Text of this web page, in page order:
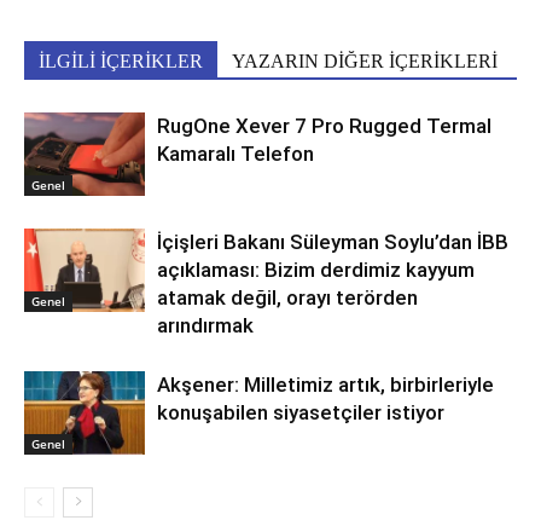
İLGİLİ İÇERİKLER YAZARIN DİĞER İÇERİKLERİ
Genel
RugOne Xever 7 Pro Rugged Termal
Kamaralı Telefon
Genel
İçişleri Bakanı Süleyman Soylu’dan İBB
açıklaması: Bizim derdimiz kayyum
atamak değil, orayı terörden
arındırmak
Genel
Akşener: Milletimiz artık, birbirleriyle
konuşabilen siyasetçiler istiyor